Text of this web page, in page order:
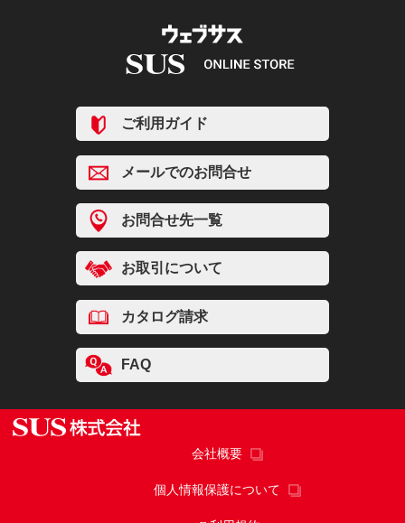
ご利用ガイド
メールでのお問合せ
お問合せ先一覧
お取引について
カタログ請求
FAQ
会社概要
個人情報保護について